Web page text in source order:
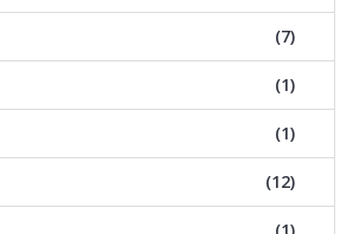
(7)
(1)
(1)
(12)
(1)